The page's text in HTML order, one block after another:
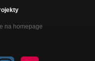
na homepage